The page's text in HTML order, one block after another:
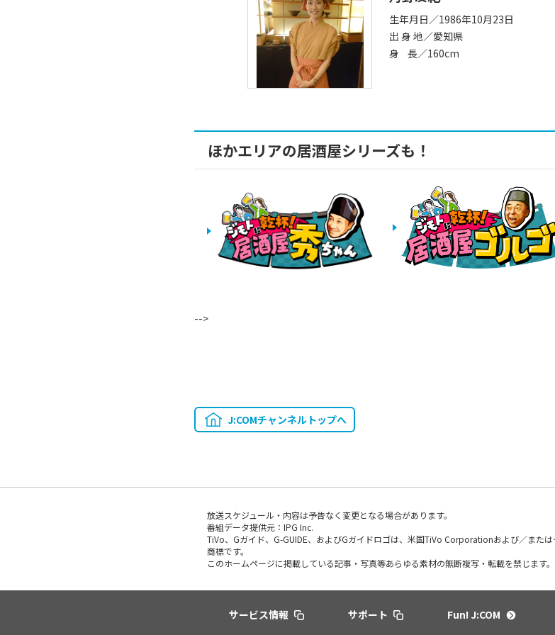
生年月日／1986年10月23日
出 身 地／愛知県
身 長／160cm
ほかエリアの居酒屋シリーズも！
-->
J:COMチャンネルトップへ
放送スケジュール・内容は予告なく変更となる場合があります。
番組データ提供元：IPG Inc.
TiVo、Gガイド、G-GUIDE、およびGガイドロゴは、米国TiVo Corporationおよび／また
商標です。
このホームページに掲載している記事・写真等あらゆる素材の無断複写・転載を禁じます。
サービス情報 サポート Fun! J:COM